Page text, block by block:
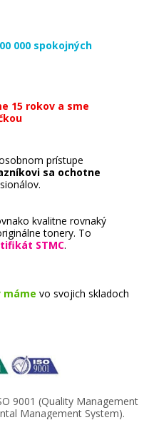
€
€
000 spokojných
15 rokov a sme
prístupe
sa ochotne
kvalitne rovnaký
tonery. To
STMC.
máme vo svojich skladoch
9001 (Quality Management
Management System).